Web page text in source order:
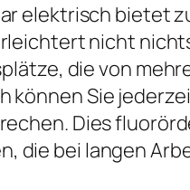
elektrisch bietet
nicht
die von
Sie
Dies
die bei langen